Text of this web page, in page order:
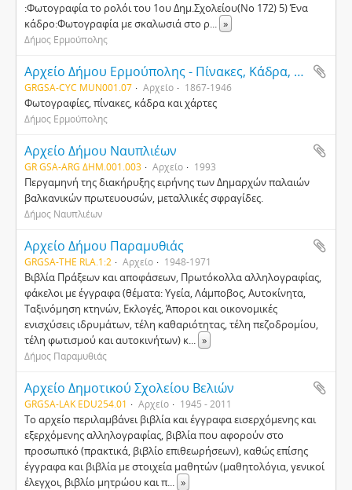
:Φωτογραφία το ρολόι του 1ου Δημ.Σχολείου(Νο 172) 5) Ένα
κάδρο:Φωτογραφία με σκαλωσιά στο ρ... »
Δήμος Ερμούπολης
Αρχείο Δήμου Ερμούπολης - Πίνακες, Κάδρα, Χάρτες
GRGSA-CYC MUN001.07 Αρχείο 1867-1946
Φωτογραφίες, πίνακες, κάδρα και χάρτες
Δήμος Ερμούπολης
Αρχείο Δήμου Ναυπλιέων
GR GSA-ARG ΔΗΜ.001.003 Αρχείο 1993
Περγαμηνή της διακήρυξης ειρήνης των Δημαρχών παλαιών
βαλκανικών πρωτευουσών, μεταλλικές σφραγίδες.
Δήμος Ναυπλιέων
Αρχείο Δήμου Παραμυθιάς
GRGSA-THE RLA.1:2 Αρχείο 1948-1971
Βιβλία Πράξεων και αποφάσεων, Πρωτόκολλα αλληλογραφίας,
φάκελοι με έγγραφα (θέματα: Υγεία, Λάμποβος, Αυτοκίνητα,
Ταξινόμηση κτηνών, Εκλογές, Άποροι και οικονομικές
ενισχύσεις ιδρυμάτων, τέλη καθαριότητας, τέλη πεζοδρομίου,
τέλη φωτισμού και αυτοκινήτων) κ... »
Δήμος Παραμυθιάς
Αρχείο Δημοτικού Σχολείου Βελιών
GRGSA-LAK EDU254.01 Αρχείο 1945 - 2011
Το αρχείο περιλαμβάνει βιβλία και έγγραφα εισερχόμενης και
εξερχόμενης αλληλογραφίας, βιβλία που αφορούν στο
προσωπικό (πρακτικά, βιβλίο επιθεωρήσεων), καθώς επίσης
έγγραφα και βιβλία με στοιχεία μαθητών (μαθητολόγια, γενικοί
έλεγχοι, βιβλίο μητρώου και π... »